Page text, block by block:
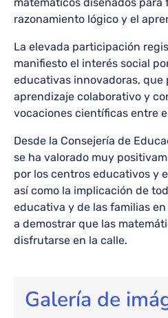
razonamiento lógico y el
La elevada participación
manifiesto el interés social
educativas innovadoras, que
aprendizaje colaborativo y
vocaciones científicas entre
Desde la Consejería de
se ha valorado muy
por los centros educativos y
así como la implicación de
educativa y de las familias
a demostrar que las
disfrutarse en la calle.
Galería de